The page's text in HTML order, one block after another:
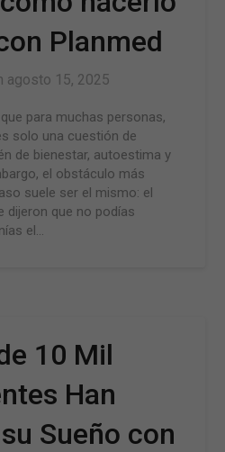
Planmed
agosto 15, 2025
para muchas personas,
solo una cuestión de
de bienestar, autoestima y
el obstáculo más
suele ser el mismo: el
dijeron que no podías
el…
10 Mil
Han
Sueño con